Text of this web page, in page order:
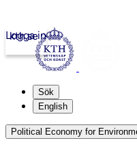
kth.se
Logga in
Sök
English
Political Economy for